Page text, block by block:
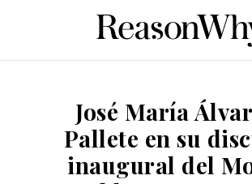
José María
Pallete en su
inaugural del